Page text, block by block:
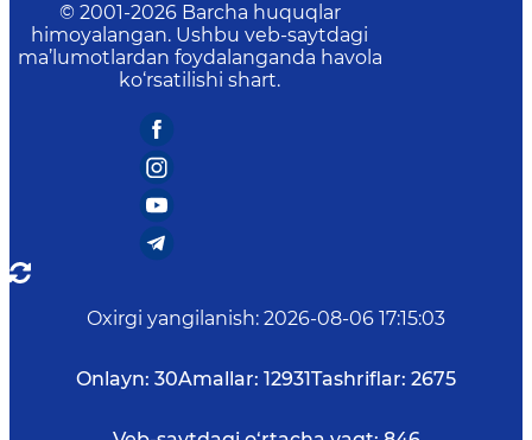
© 2001-2026 Barcha huquqlar
himoyalangan. Ushbu veb-saytdagi
ma’lumotlardan foydalanganda havola
ko‘rsatilishi shart.
Oxirgi yangilanish: 2026-08-06 17:15:03
Onlayn: 30Amallar: 12931Tashriflar: 2675